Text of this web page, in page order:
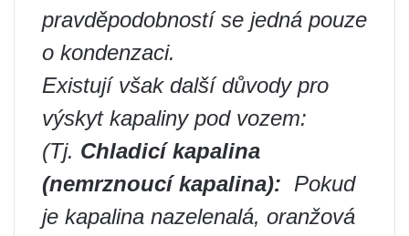
pravděpodobností se jedná pouze
o kondenzaci.
Existují však další důvody pro
výskyt kapaliny pod vozem:
(Tj. Chladicí kapalina
(nemrznoucí kapalina): ️ Pokud
je kapalina nazelenalá, oranžová